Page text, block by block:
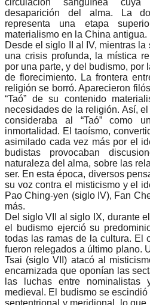
circulación sanguínea
desaparición del alma. La
representa una etapa
materialismo en la China antigua.
Desde el siglo II al IV, mientras
una crisis profunda, la mística
por una parte, y del budismo, por
de florecimiento. La frontera
religión se borró. Aparecieron
“Taó” de su contenido
necesidades de la religión. Así,
consideraba al “Taó” como
inmortalidad. El taoísmo,
asimilado cada vez más por el
budistas provocaban
naturaleza del alma, sobre las
ser. En esta época, diversos
su voz contra el misticismo y el
Pao Ching-yen (siglo IV), Fan
más.
Del siglo VII al siglo IX, durante
el budismo ejerció su
todas las ramas de la cultura. El
fueron relegados a último plano.
Tsai (siglo VII) atacó al
encarnizada que oponían las
las luchas entre
medieval. El budismo se
septentrional y meridional, lo